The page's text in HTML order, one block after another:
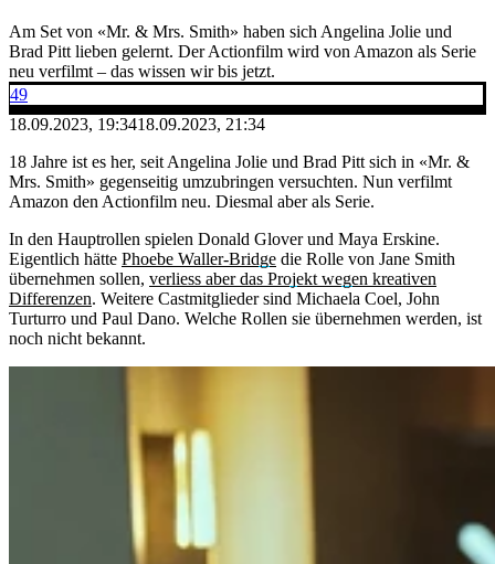
Am Set von «Mr. & Mrs. Smith» haben sich Angelina Jolie und
Brad Pitt lieben gelernt. Der Actionfilm wird von Amazon als Serie
neu verfilmt – das wissen wir bis jetzt.
49
18.09.2023, 19:3418.09.2023, 21:34
18 Jahre ist es her, seit Angelina Jolie und Brad Pitt sich in «Mr. &
Mrs. Smith» gegenseitig umzubringen versuchten. Nun verfilmt
Amazon den Actionfilm neu. Diesmal aber als Serie.
In den Hauptrollen spielen Donald Glover und Maya Erskine.
Eigentlich hätte Phoebe Waller-Bridge die Rolle von Jane Smith
übernehmen sollen, verliess aber das Projekt wegen kreativen
Differenzen. Weitere Castmitglieder sind Michaela Coel, John
Turturro und Paul Dano. Welche Rollen sie übernehmen werden, ist
noch nicht bekannt.